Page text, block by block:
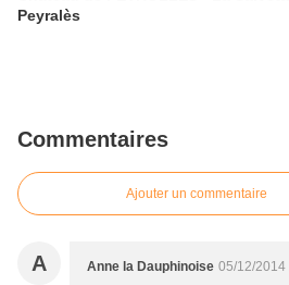
Peyralès
Commentaires
Ajouter un commentaire
A Anne la Dauphinoise 05/12/2014